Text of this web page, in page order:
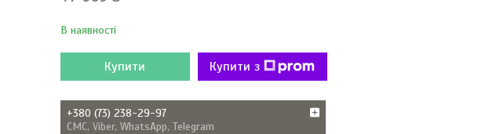
В наявності
Купити Купити з
+380 (73) 238-29-97
СМС, Viber, WhatsApp, Telegram